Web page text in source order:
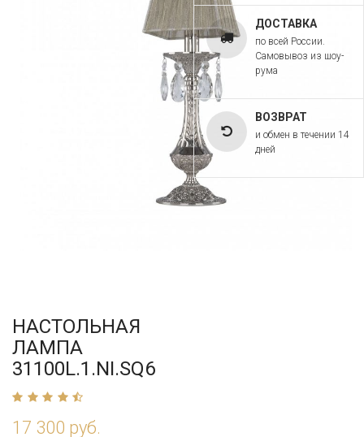
НАСТОЛЬНАЯ
ЛАМПА
31100L.1.NI.SQ6
17 300 руб.
ДОСТАВКА
по всей России.
Самовывоз из шоу-
рума
ВОЗВРАТ
и обмен в течении 14
дней